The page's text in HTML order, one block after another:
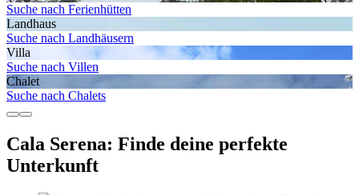
Suche nach Ferienhütten
Landhaus
Suche nach Landhäusern
Villa
Suche nach Villen
Chalet
Suche nach Chalets
Cala Serena: Finde deine perfekte
Unterkunft